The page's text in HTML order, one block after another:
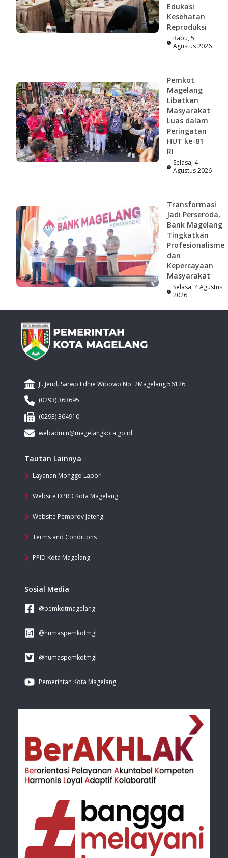
Edukasi
Kesehatan
Reproduksi
Rabu, 5
Agustus 2026
Pemkot
Magelang
Libatkan
Masyarakat
Luas dalam
Peringatan
HUT ke-81
RI
Selasa, 4
Agustus 2026
Transformasi
Jadi Perseroda,
Bank Magelang
Tingkatkan
Profesionalisme
dan
Kepercayaan
Masyarakat
Selasa, 4 Agustus
2026
Jl. Jend. Sarwo Edhie Wibowo No. 2Magelang 56126
(0293) 363695
(0293) 364910
webadmin@magelangkota.go.id
Tautan Lainnya
Layanan Monggo Lapor
Website DPRD Kota Magelang
Website Pemprov Jateng
Terms and Conditions
PPID Kota Magelang
Sosial Media
@pemkotmagelang
@humaspemkotmgl
@humaspemkotmgl
Pemerintah Kota Magelang